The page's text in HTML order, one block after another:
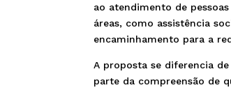
ao atendimento de
áreas, como assistência
encaminhamento para a
A proposta se diferencia de
parte da compreensão de